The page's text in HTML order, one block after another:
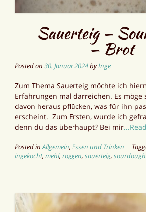
Sauerteig —
— Brot
Posted on 30. Januar 2024byInge
Zum Thema Sauerteig möchte ich
Erfahrungen mal darreichen. Es möge
davon heraus pflücken, was für ihn
erscheint. Zum Ersten, wurde ich
denn du das überhaupt? Bei mir
Posted inAllgemein, Essen und Trinken
ingekocht, mehl, roggen, sauerteig, sourdough